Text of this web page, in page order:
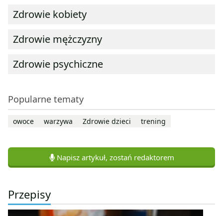
Zdrowie kobiety
Zdrowie mężczyzny
Zdrowie psychiczne
Popularne tematy
owoce warzywa Zdrowie dzieci trening
Napisz artykuł, zostań redaktorem
Przepisy